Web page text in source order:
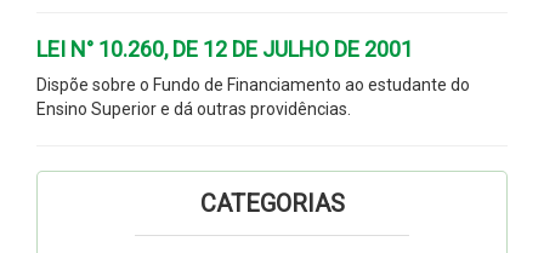
LEI N° 10.260, DE 12 DE JULHO DE 2001
Dispõe sobre o Fundo de Financiamento ao estudante do
Ensino Superior e dá outras providências.
CATEGORIAS